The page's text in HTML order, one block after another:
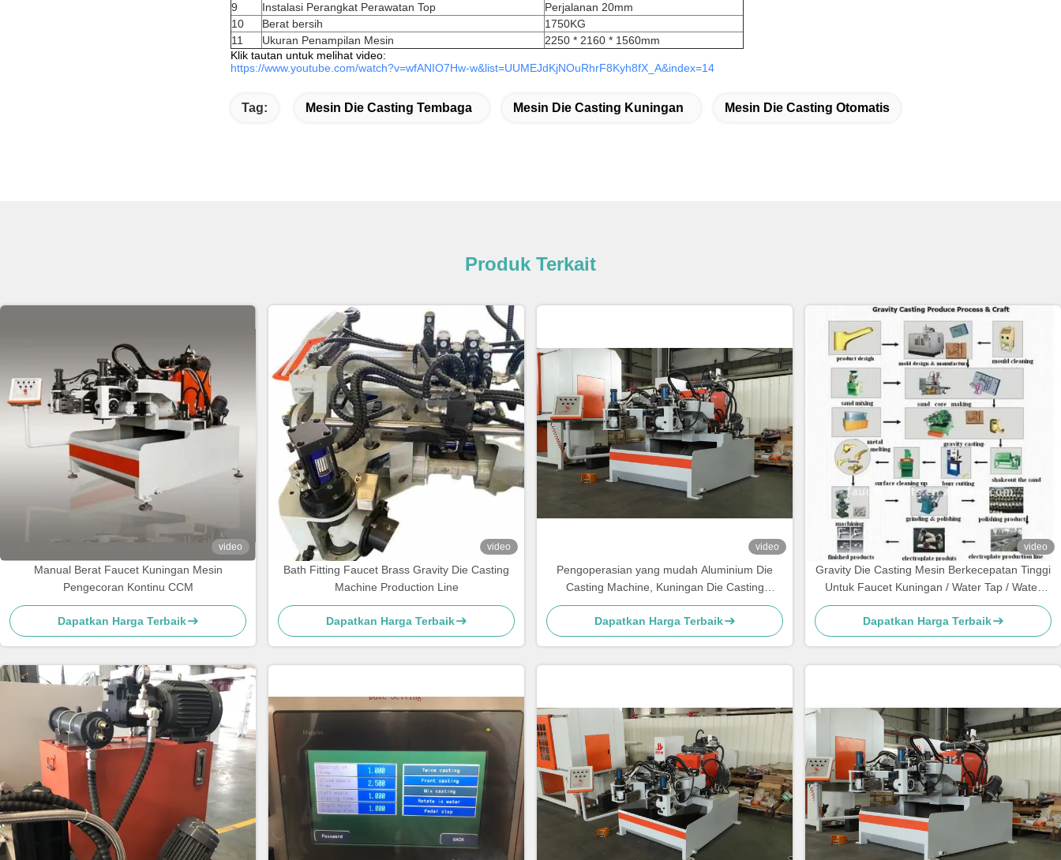
9
Instalasi Perangkat Perawatan Top
Perjalanan 20mm
10
Berat bersih
1750KG
11
Ukuran Penampilan Mesin
2250 * 2160 * 1560mm
Klik tautan untuk melihat video:
https://www.youtube.com/watch?v=wfANIO7Hw-w&list=UUMEJdKjNOuRhrF8Kyh8fX_A&index=14
Tag: Mesin Die Casting Tembaga Mesin Die Casting Kuningan Mesin Die Casting Otomatis
Produk Terkait
video
Manual Berat Faucet Kuningan Mesin
Pengecoran Kontinu CCM
Dapatkan Harga Terbaik
video
Bath Fitting Faucet Brass Gravity Die Casting
Machine Production Line
Dapatkan Harga Terbaik
video
Pengoperasian yang mudah Aluminium Die
Casting Machine, Kuningan Die Casting
Machine
Dapatkan Harga Terbaik
video
Gravity Die Casting Mesin Berkecepatan Tinggi
Untuk Faucet Kuningan / Water Tap / Water
Meter
Dapatkan Harga Terbaik